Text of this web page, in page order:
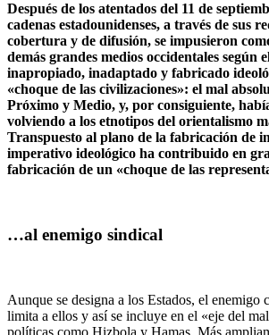
Después de los atentados del 11 de
cadenas estadounidenses, a través de sus
cobertura y de difusión, se impusieron
demás grandes medios occidentales según
inapropiado, inadaptado y fabricado
«choque de las civilizaciones»: el mal
Próximo y Medio, y, por consiguiente,
volviendo a los etnotipos del orientalismo
Transpuesto al plano de la fabricación de
imperativo ideológico ha contribuido en
fabricación de un «choque de las
…al enemigo sindical
Aunque se designa a los Estados, el enemigo
limita a ellos y así se incluye en el «eje del
políticas como Hizbola y Hamas. Más